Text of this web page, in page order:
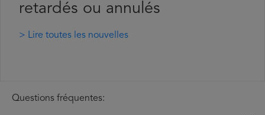
retardés ou annulés
> Lire toutes les nouvelles
Questions fréquentes: